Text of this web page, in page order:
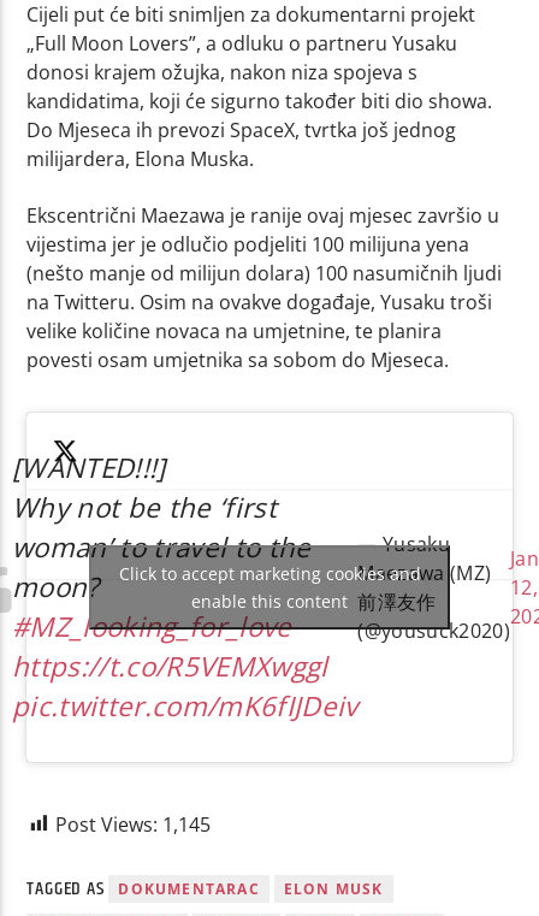
Cijeli put će biti snimljen za dokumentarni projekt
„Full Moon Lovers”, a odluku o partneru Yusaku
donosi krajem ožujka, nakon niza spojeva s
kandidatima, koji će sigurno također biti dio showa.
Do Mjeseca ih prevozi SpaceX, tvrtka još jednog
milijardera, Elona Muska.
Ekscentrični Maezawa je ranije ovaj mjesec završio u
vijestima jer je odlučio podjeliti 100 milijuna yena
(nešto manje od milijun dolara) 100 nasumičnih ljudi
na Twitteru. Osim na ovakve događaje, Yusaku troši
velike količine novaca na umjetnine, te planira
povesti osam umjetnika sa sobom do Mjeseca.
[WANTED!!!]
Why not be the ‘first
woman’ to travel to the
moon?
#MZ_looking_for_love
https://t.co/R5VEMXwggl
pic.twitter.com/mK6fIJDeiv
— Yusaku
Maezawa (MZ)
前澤友作
(@yousuck2020)
12,
Click to accept marketing cookies and
enable this content
Post Views: 1,145
TAGGED AS DOKUMENTARAC
ELON MUSK